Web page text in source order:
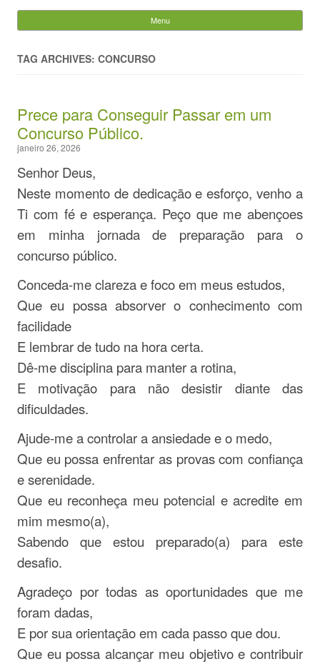
Evandro Legramonte
por:
Menu
TAG ARCHIVES: CONCURSO
Prece para Conseguir Passar em um
Concurso Público.
janeiro 26, 2026
Senhor Deus,
Neste momento de dedicação e esforço, venho a
Ti com fé e esperança. Peço que me abençoes
em minha jornada de preparação para o
concurso público.
Conceda-me clareza e foco em meus estudos,
Que eu possa absorver o conhecimento com
facilidade
E lembrar de tudo na hora certa.
Dê-me disciplina para manter a rotina,
E motivação para não desistir diante das
dificuldades.
Ajude-me a controlar a ansiedade e o medo,
Que eu possa enfrentar as provas com confiança
e serenidade.
Que eu reconheça meu potencial e acredite em
mim mesmo(a),
Sabendo que estou preparado(a) para este
desafio.
Agradeço por todas as oportunidades que me
foram dadas,
E por sua orientação em cada passo que dou.
Que eu possa alcançar meu objetivo e contribuir